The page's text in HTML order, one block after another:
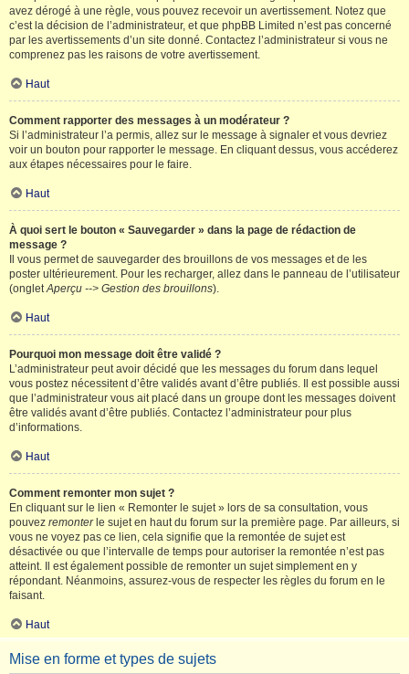
avez dérogé à une règle, vous pouvez recevoir un avertissement. Notez que
c’est la décision de l’administrateur, et que phpBB Limited n’est pas concerné
par les avertissements d’un site donné. Contactez l’administrateur si vous ne
comprenez pas les raisons de votre avertissement.
Haut
Comment rapporter des messages à un modérateur ?
Si l’administrateur l’a permis, allez sur le message à signaler et vous devriez
voir un bouton pour rapporter le message. En cliquant dessus, vous accéderez
aux étapes nécessaires pour le faire.
Haut
À quoi sert le bouton « Sauvegarder » dans la page de rédaction de
message ?
Il vous permet de sauvegarder des brouillons de vos messages et de les
poster ultérieurement. Pour les recharger, allez dans le panneau de l’utilisateur
(ongletAperçu --> Gestion des brouillons).
Haut
Pourquoi mon message doit être validé ?
L’administrateur peut avoir décidé que les messages du forum dans lequel
vous postez nécessitent d’être validés avant d’être publiés. Il est possible aussi
que l’administrateur vous ait placé dans un groupe dont les messages doivent
être validés avant d’être publiés. Contactez l’administrateur pour plus
d’informations.
Haut
Comment remonter mon sujet ?
En cliquant sur le lien « Remonter le sujet » lors de sa consultation, vous
pouvez remonterle sujet en haut du forum sur la première page. Par ailleurs, si
vous ne voyez pas ce lien, cela signifie que la remontée de sujet est
désactivée ou que l’intervalle de temps pour autoriser la remontée n’est pas
atteint. Il est également possible de remonter un sujet simplement en y
répondant. Néanmoins, assurez-vous de respecter les règles du forum en le
faisant.
Haut
Mise en forme et types de sujets